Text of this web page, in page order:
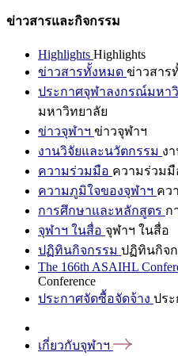
ข่าวสารและกิจกรรม
Highlights Highlights
ข่าวสารทั้งหมด ข่าวสาร
ประกาศจุฬาลงกรณ์มหา
มหาวิทยาลัย
ข่าวจุฬาฯ ข่าวจุฬาฯ
งานวิจัยและนวัตกรรม ง
ความร่วมมือ ความร่วมมื
ความภูมิใจของจุฬาฯ คว
การศึกษาและหลักสูตร ก
จุฬาฯ ในสื่อ จุฬาฯ ในสื่อ
ปฏิทินกิจกรรม ปฏิทินกิจ
The 166th ASAIHL
Conference
ประกาศจัดซื้อจัดจ้าง ปร
เกี่ยวกับจุฬาฯ